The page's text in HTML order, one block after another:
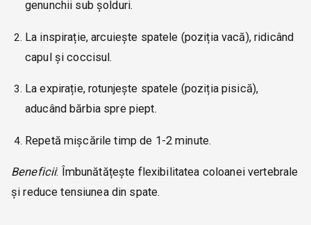
genunchii sub șolduri.
La inspirație, arcuiește spatele (poziția vacă), ridicând
capul și coccisul.
La expirație, rotunjește spatele (poziția pisică),
aducând bărbia spre piept.
Repetă mișcările timp de 1-2 minute.
Beneficii: Îmbunătățește flexibilitatea coloanei vertebrale
și reduce tensiunea din spate.